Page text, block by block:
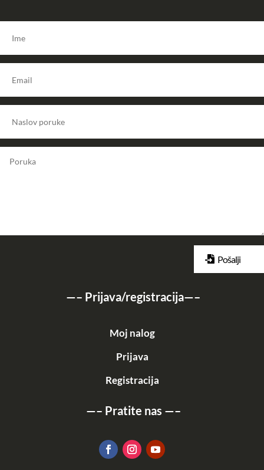
Pošalji
—– Prijava/registracija—–
Moj nalog
Prijava
Registracija
—– Pratite nas —–